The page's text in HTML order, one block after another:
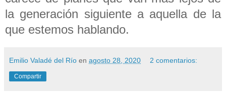
la generación siguiente a aquella de la
que estemos hablando.
Emilio Valadé del Río en agosto 28, 2020 2 comentarios:
Compartir